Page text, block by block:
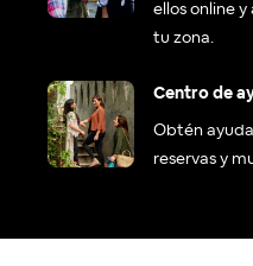
ellos online
tu zona.
Centro de
Obtén
reservas y